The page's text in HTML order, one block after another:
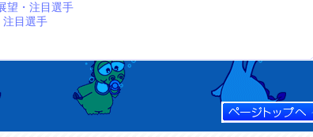
望・注目選手
目選手